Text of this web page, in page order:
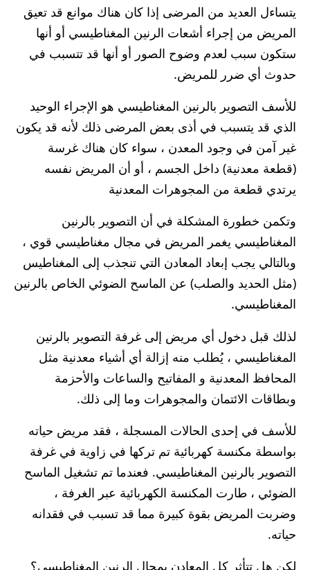
يتساءل العديد من المرضى إذا كان هناك موانع قد تعيق
المريض من إجراء أشعات الرنين المغناطيسي أو أنها
ستكون سبب لعدم وضوح الصور أو أنها قد تتسبب في
حدوث أي ضرر للمريض.
للأسف التصوير بالرنين المغناطيسي هو الإجراء الوحيد
الذي قد يتسبب في أذى بعض المرضى ذلك لأنه قد يكون
غير آمن في وجود المعدن ، سواء كان هناك غرسة
(قطعة معدنية) داخل الجسم ، أو أن المريض نفسه
يرتدي قطعة من المجوهرات المعدنية
وتكمن خطورة المشكلة في أن التصوير بالرنين
المغناطيسي يغمر المريض في مجال مغناطيسي قوي ،
وبالتالي يجب إبعاد المعادن التي تنجذب إلى المغناطيس
(مثل الحديد والصلب) عن الماسح الضوئي الخاص بالرنين
المغناطيسي.
لذلك قبل دخول أي مريض إلى غرفة التصوير بالرنين
المغناطيسي ، يُطلب منه إزالة أي أشياء معدنية مثل
المحافظ المعدنية و المفاتيح والساعات والأحزمة
وبطاقات الائتمان والمجوهرات وما إلى ذلك.
للأسف في إحدى الحالات المسجلة ، فقد مريض حياته
بواسطة مكنسة كهربائية تم تركها في زاوية في غرفة
التصوير بالرنين المغناطيسي. فعندما تم تشغيل الماسح
الضوئي ، طارت المكنسة الكهربائية عبر الغرفة ،
وضربت المريض بقوة كبيرة مما قد تسبب في فقدانه
حياته.
لكن هل تتأثر كل المعادن بمجال الرنين المغناطيسي؟